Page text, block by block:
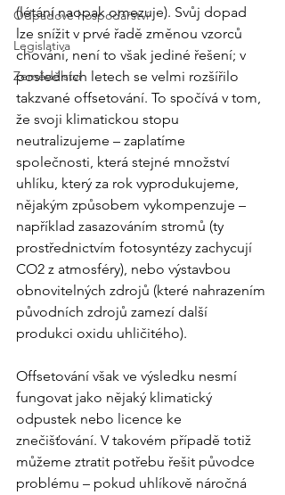
Odpadové hospodářství
Legislativa
Zemědělství
(létání naopak omezuje). Svůj dopad
lze snížit v prvé řadě změnou vzorců
chování, není to však jediné řešení; v
posledních letech se velmi rozšířilo
takzvané offsetování. To spočívá v tom,
že svoji klimatickou stopu
neutralizujeme – zaplatíme
společnosti, která stejné množství
uhlíku, který za rok vyprodukujeme,
nějakým způsobem vykompenzuje –
například zasazováním stromů (ty
prostřednictvím fotosyntézy zachycují
CO2 z atmosféry), nebo výstavbou
obnovitelných zdrojů (které nahrazením
původních zdrojů zamezí další
produkci oxidu uhličitého).
Offsetování však ve výsledku nesmí
fungovat jako nějaký klimatický
odpustek nebo licence ke
znečišťování. V takovém případě totiž
můžeme ztratit potřebu řešit původce
problému – pokud uhlíkově náročná